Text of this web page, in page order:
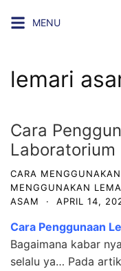
MENU
lemari
Cara
Laboratorium
CARA
MENGGUNAKAN
ASAM
· APRIL 14,
Cara Penggunaan
Bagaimana kabar
selalu ya… Pada